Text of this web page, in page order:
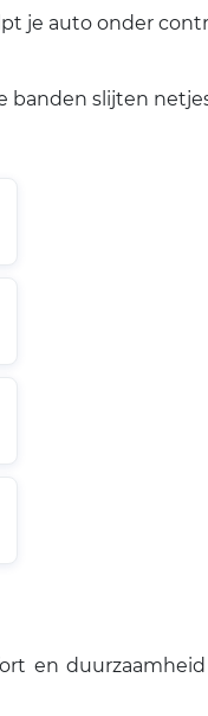
je auto onder
slijten
en